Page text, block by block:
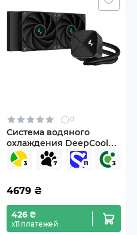
0
Система водяного
охлаждения DeepCool
LS520S Zero Dark (R-
LS520-BKNNMM-G-1)
4679 ₴
426 ₴
х11 платежей